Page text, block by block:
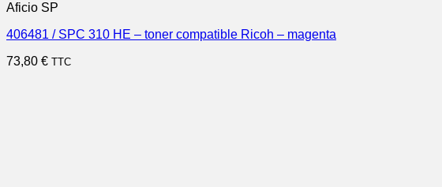
Aficio SP
406481 / SPC 310 HE – toner compatible Ricoh – magenta
73,80 € TTC